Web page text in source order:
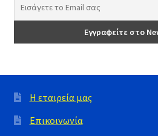
Η εταιρεία μας
Επικοινωνία